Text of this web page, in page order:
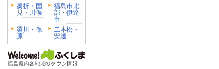
桑折・国
見・川俣
福島市北
部・伊達
市
梁川・保
原
二本松・
安達